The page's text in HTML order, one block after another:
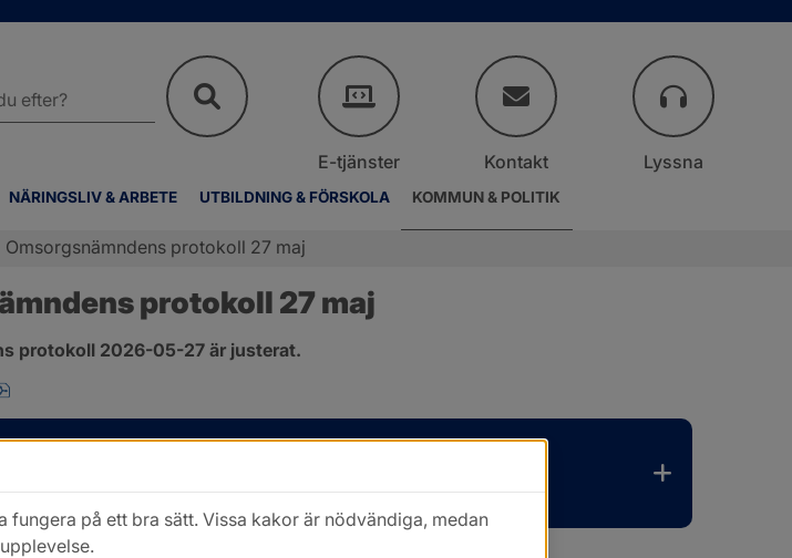
NÄRINGSLIV & ARBETE UTBILDNING & FÖRSKOLA KOMMUN & POLITIK
E-tjänster Kontakt Lyssna
Omsorgsnämndens protokoll 27 maj
protokoll 27 maj
protokoll 2026-05-27 är justerat.
pdf, 310.3 kB, öppnas i nytt fönster.
på ett bra sätt. Vissa kakor är nödvändiga, medan